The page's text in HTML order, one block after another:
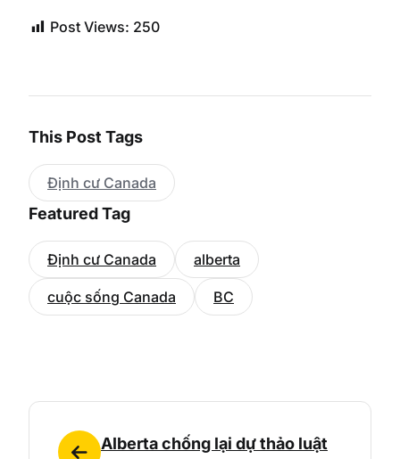
Post Views: 250
This Post Tags
Định cư Canada
Featured Tag
Định cư Canada alberta
cuộc sống Canada BC
Alberta chống lại dự thảo luật